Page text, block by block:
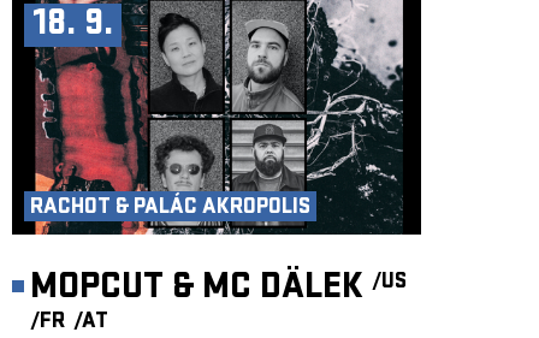
18. 9.
RACHOT & PALÁC AKROPOLIS
MOPCUT & MC DÄLEK /US
/FR /AT